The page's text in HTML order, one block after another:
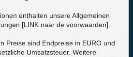
enthalten unsere Allgemeinen
[LINK naar de voorwaarden].
Preise sind Endpreise in EURO und
Umsatzsteuer. Weitere